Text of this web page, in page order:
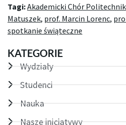
Tagi:Akademicki Chór
Matuszek, prof. Marcin Lorenc,
spotkanie świąteczne
KATEGORIE
Wydziały
Studenci
Nauka
Nasze inicjatywy